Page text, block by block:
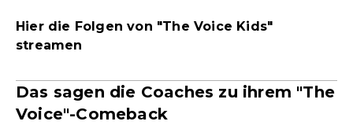
Hier die Folgen von "The Voice Kids"
streamen
Das sagen die Coaches zu ihrem "The
Voice"-Comeback